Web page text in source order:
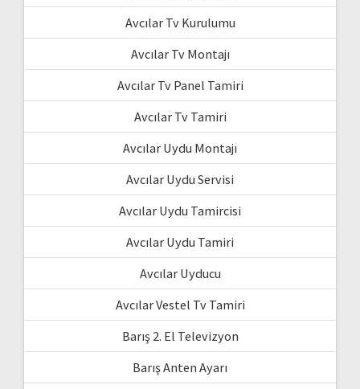
Avcılar Tv Kurulumu
Avcılar Tv Montajı
Avcılar Tv Panel Tamiri
Avcılar Tv Tamiri
Avcılar Uydu Montajı
Avcılar Uydu Servisi
Avcılar Uydu Tamircisi
Avcılar Uydu Tamiri
Avcılar Uyducu
Avcılar Vestel Tv Tamiri
Barış 2. El Televizyon
Barış Anten Ayarı